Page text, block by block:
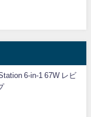
6-in-1 67W レビ